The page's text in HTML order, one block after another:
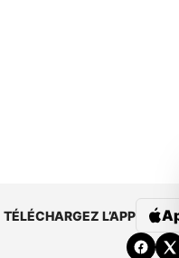
TÉLÉCHARGEZ L’APP